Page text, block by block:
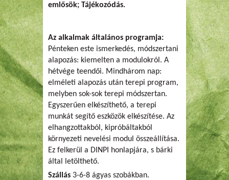
emlősök; Tájékozódás.
Az alkalmak általános programja:
Pénteken este ismerkedés, módszertani
alapozás: kiemelten a modulokról. A
hétvége teendői. Mindhárom nap:
elméleti alapozás után terepi program,
melyben sok-sok terepi módszertan.
Egyszerűen elkészíthető, a terepi
munkát segítő eszközök elkészítése. Az
elhangzottakból, kipróbáltakból
környezeti nevelési modul összeállítása.
Ez felkerül a DINPI honlapjára, s bárki
által letölthető.
Szállás 3-6-8 ágyas szobákban.